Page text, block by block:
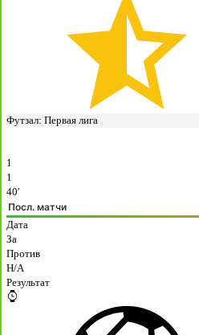
Футзал: Первая лига
1
1
40′
Посл. матчи
Дата
За
Против
H/A
Результат